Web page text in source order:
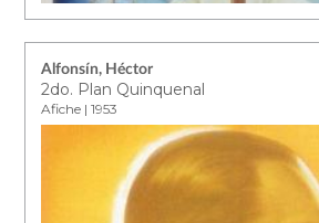
Alfonsín, Héctor
2do. Plan Quinquenal
Afiche | 1953